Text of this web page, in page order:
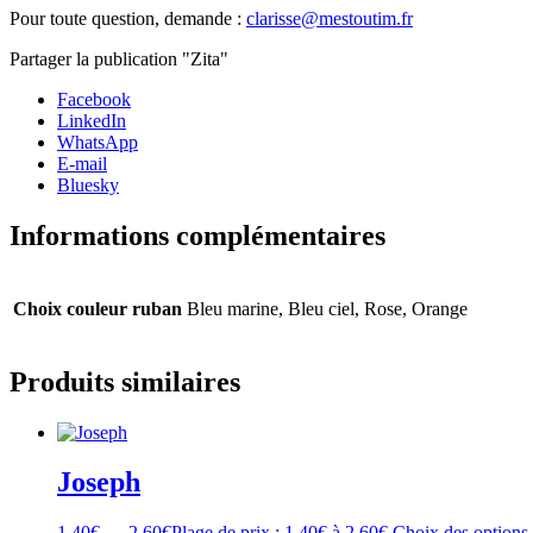
Pour toute question, demande : clarisse@mestoutim.fr
Partager la publication "Zita"
Facebook
LinkedIn
WhatsApp
E-mail
Bluesky
Informations complémentaires
Choix couleur ruban Bleu marine, Bleu ciel, Rose, Orange
Produits similaires
Joseph